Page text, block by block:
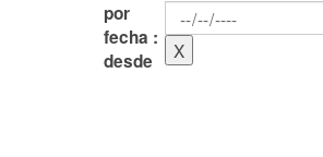
por
fecha :
desde